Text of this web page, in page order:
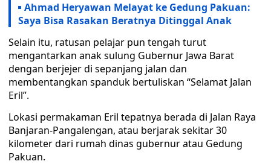
Ahmad Heryawan Melayat ke Gedung Pakuan:
Saya Bisa Rasakan Beratnya Ditinggal Anak
Selain itu, ratusan pelajar pun tengah turut
mengantarkan anak sulung Gubernur Jawa Barat
dengan berjejer di sepanjang jalan dan
membentangkan spanduk bertuliskan “Selamat Jalan
Eril”.
Lokasi permakaman Eril tepatnya berada di Jalan Raya
Banjaran-Pangalengan, atau berjarak sekitar 30
kilometer dari rumah dinas gubernur atau Gedung
Pakuan.